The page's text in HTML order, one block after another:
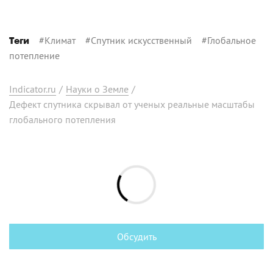
Теги #Климат#Спутник искусственный #Глобальное
потепление
Indicator.ru / Науки о Земле /
Дефект спутника скрывал от ученых реальные масштабы
глобального потепления
Обсудить